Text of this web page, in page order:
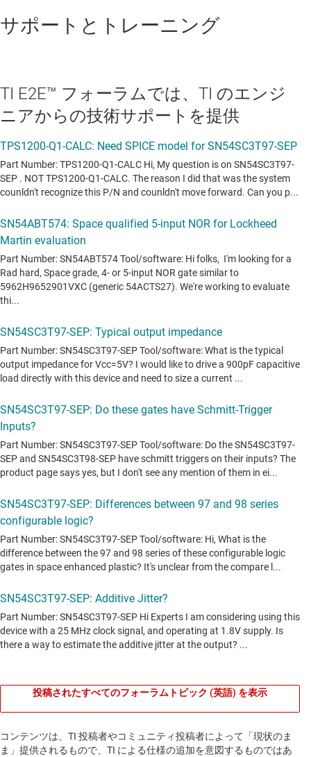
サポートとトレーニング
TI E2E™ フォーラムでは、TI のエンジ
ニアからの技術サポートを提供
投稿されたすべてのフォーラムトピック (英語) を表示
コンテンツは、TI 投稿者やコミュニティ投稿者によって「現状のま
ま」提供されるもので、TI による仕様の追加を意図するものではあ